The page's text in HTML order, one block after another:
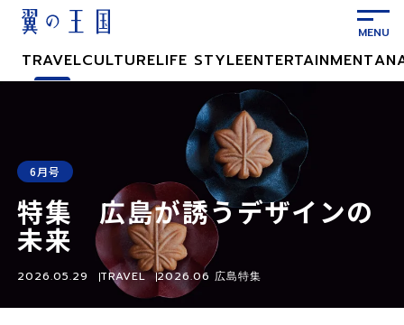
TRAVELCULTURELIFE STYLEENTERTAINMENT
特集 広島が誘うデザインの
未来
6月号
2026.05.29 TRAVEL 2026.06 広島特集